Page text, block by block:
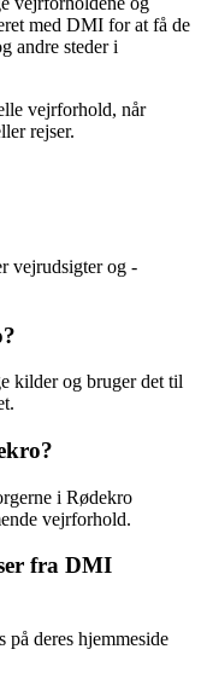
med DMI for at få de
andre steder i
vejrforhold, når
rejser.
vejrudsigter og -
kilder og bruger det til
i Rødekro
vejrforhold.
fra DMI
deres hjemmeside